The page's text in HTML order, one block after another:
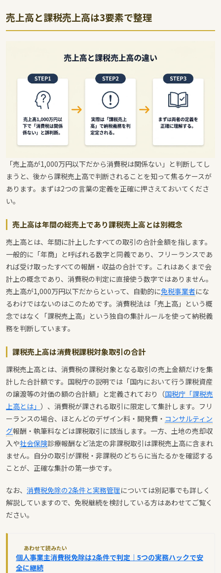
売上高と課税売上高は3要素で整理
「売上高が1,000万円以下だから消費税は関係ない」と判断してし
まうと、後から課税売上高で判断されることを知って焦るケースが
あります。まずは2つの言葉の定義を正確に押さえておいてくださ
い。
売上高は年間の総売上であり課税売上高とは別概念
売上高とは、年間に計上したすべての取引の合計金額を指します。
一般的に「年商」と呼ばれる数字と同義であり、フリーランスであ
れば受け取ったすべての報酬・収益の合計です。これはあくまで会
計上の概念であり、消費税の判定に直接使う数字ではありません。
売上高が1,000万円以下だからといって、自動的に免税事業者にな
るわけではないのはこのためです。消費税法は「売上高」という概
念ではなく「課税売上高」という独自の集計ルールを使って納税義
務を判断しています。
課税売上高は消費税課税対象取引の合計
課税売上高とは、消費税の課税対象となる取引の売上金額だけを集
計した合計額です。国税庁の説明では「国内において行う課税資産
の譲渡等の対価の額の合計額」と定義されており（国税庁「課税売
上高とは」 ）、消費税が課される取引に限定して集計します。フリ
ーランスの場合、ほとんどのデザイン料・開発費・ コンサルティン
グ報酬・執筆料などは課税取引に該当します。一方、土地の売却収
入や社会保険診療報酬など法定の非課税取引は課税売上高に含まれ
ません。自分の取引が課税・非課税のどちらに当たるかを確認する
ことが、正確な集計の第一歩です。
なお、 消費税免除の2条件と実務管理については別記事でも詳しく
解説していますので、免税継続を検討している方はあわせてご覧く
ださい。
あわせて読みたい
個人事業主消費税免除は2条件で判定｜5つの実務ハックで安
全に継続